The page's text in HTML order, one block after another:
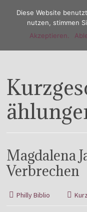
Magdalena
Verbrechen
Philly Biblio
Diese Website
nutzen, stimmen
Akzeptieren.